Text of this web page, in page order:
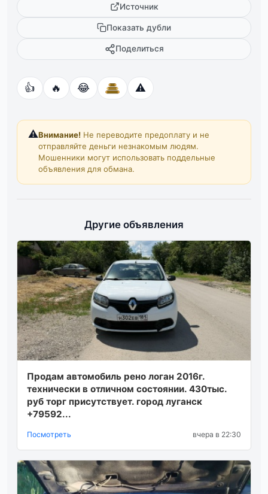
Источник
Показать дубли
Поделиться
👍 🔥 😂 ⚠️
⚠️Внимание! Не переводите предоплату и не
отправляйте деньги незнакомым людям.
Мошенники могут использовать поддельные
объявления для обмана.
Другие объявления
Продам автомобиль рено логан 2016г.
технически в отличном состоянии. 430тыс.
руб торг присутствует. город луганск
+79592...
Посмотреть вчера в 22:30